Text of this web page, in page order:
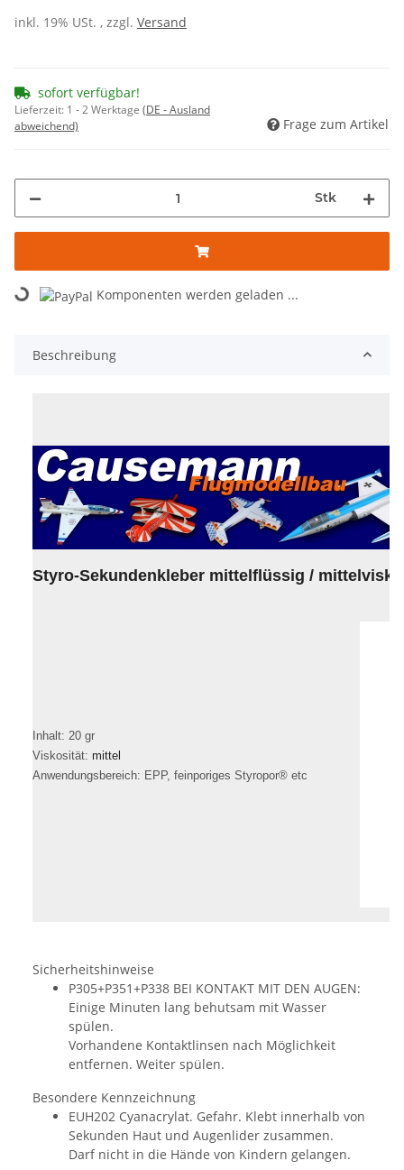
inkl. 19% USt. , zzgl. Versand
sofort verfügbar!
Lieferzeit: 1 - 2 Werktage (DE - Ausland
abweichend)
Frage zum Artikel
Stk
Loading... Komponenten werden geladen ...
Beschreibung
Styro-Sekundenkleber mittelflüssig /
Inhalt: 20 gr
Viskosität: mittel
Anwendungsbereich: EPP, feinporiges Styropor® etc
Sicherheitshinweise
P305+P351+P338 BEI KONTAKT MIT DEN AUGEN:
Einige Minuten lang behutsam mit Wasser
spülen.
Vorhandene Kontaktlinsen nach Möglichkeit
entfernen. Weiter spülen.
Besondere Kennzeichnung
EUH202 Cyanacrylat. Gefahr. Klebt innerhalb von
Sekunden Haut und Augenlider zusammen.
Darf nicht in die Hände von Kindern gelangen.